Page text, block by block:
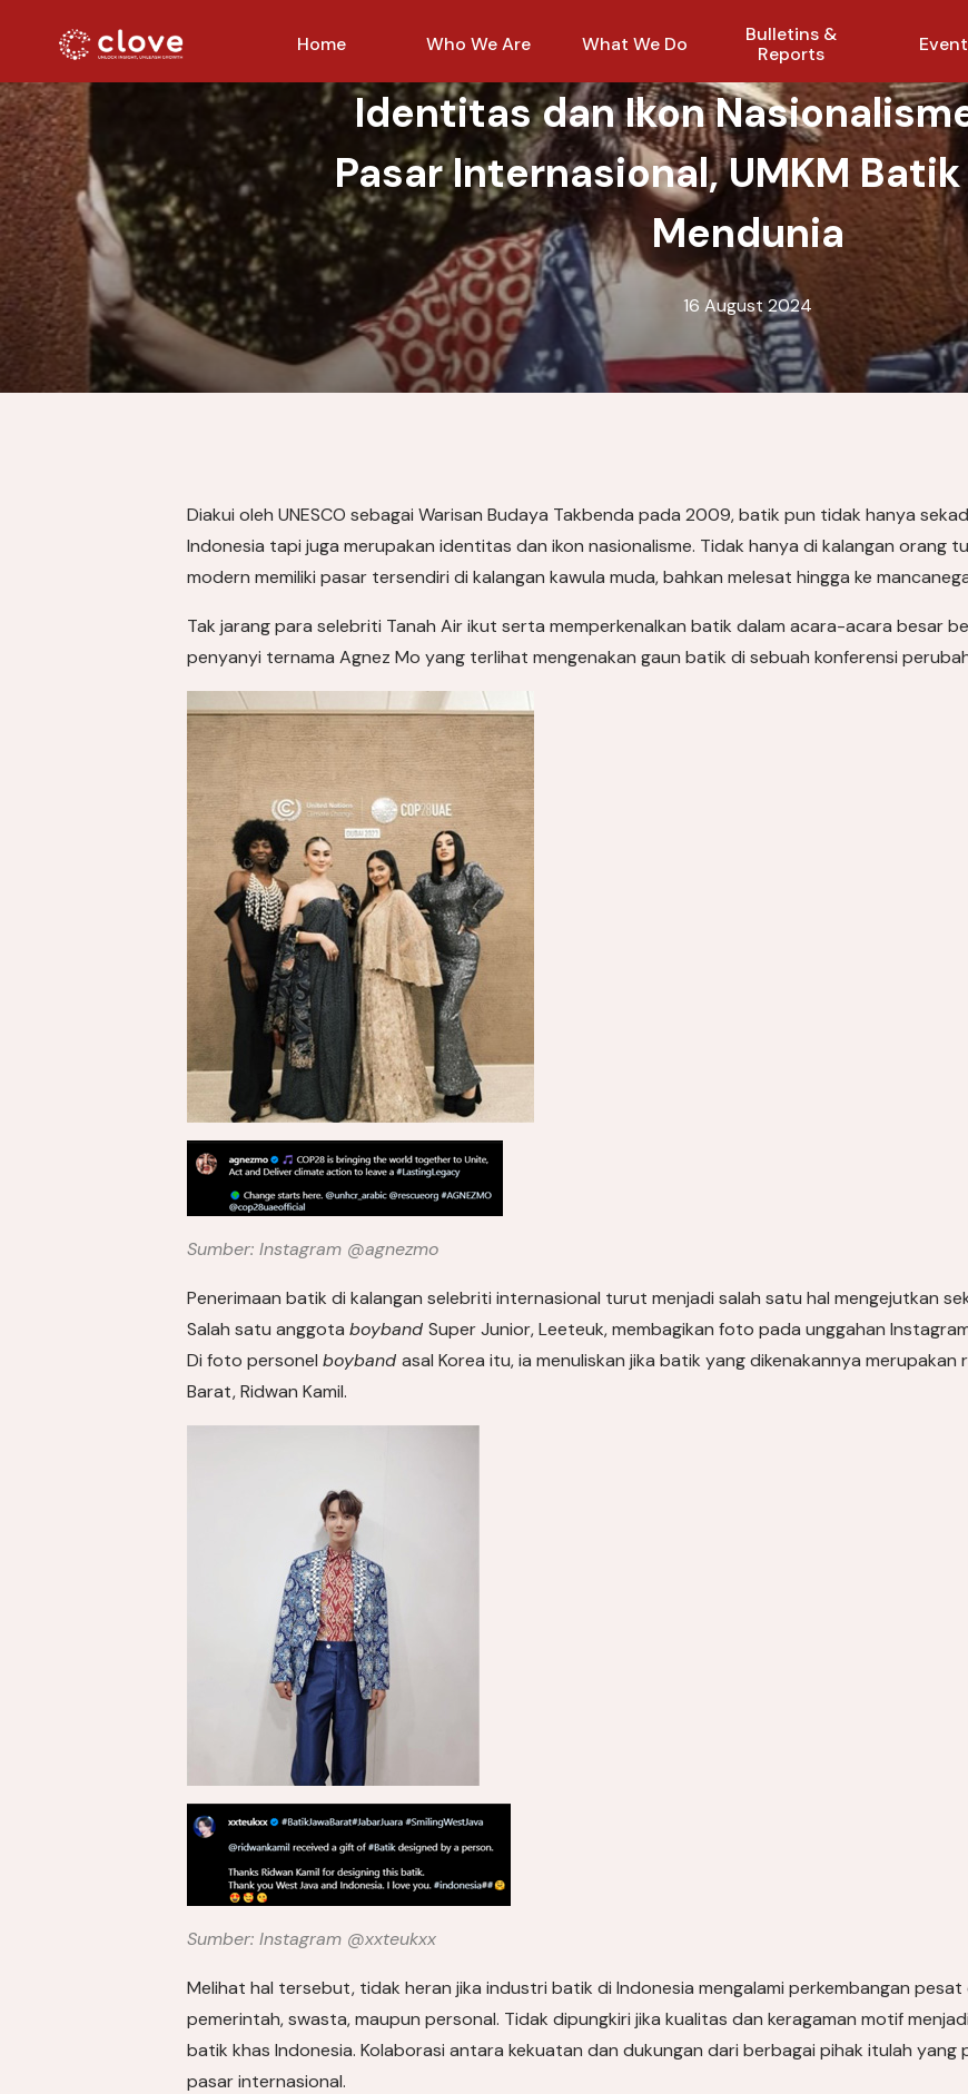
Home Who We Are What We Do
Bulletins &
Reports
Identitas dan Ikon
Pasar Internasional, UMKM
Mendunia
16 August 2024
Diakui oleh UNESCO sebagai Warisan Budaya Takbenda pada 2009, batik pun tidak hanya
Indonesia tapi juga merupakan identitas dan ikon nasionalisme. Tidak hanya di kalangan orang
modern memiliki pasar tersendiri di kalangan kawula muda, bahkan melesat hingga ke
Tak jarang para selebriti Tanah Air ikut serta memperkenalkan batik dalam acara-acara besar
penyanyi ternama Agnez Mo yang terlihat mengenakan gaun batik di sebuah konferensi
Sumber: Instagram @agnezmo
Penerimaan batik di kalangan selebriti internasional turut menjadi salah satu hal mengejutkan
Salah satu anggota boyband Super Junior, Leeteuk, membagikan foto pada unggahan
Di foto personel boyband asal Korea itu, ia menuliskan jika batik yang dikenakannya
Barat, Ridwan Kamil.
Sumber: Instagram @xxteukxx
Melihat hal tersebut, tidak heran jika industri batik di Indonesia mengalami perkembangan
pemerintah, swasta, maupun personal. Tidak dipungkiri jika kualitas dan keragaman motif
batik khas Indonesia. Kolaborasi antara kekuatan dan dukungan dari berbagai pihak itulah yang
pasar internasional.